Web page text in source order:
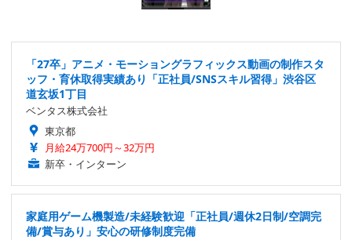
「27卒」アニメ・モーショングラフィックス動画の制作スタ
ッフ・育休取得実績あり「正社員/SNSスキル習得」渋谷区
道玄坂1丁目
ベンタス株式会社
東京都
月給24万700円～32万円
新卒・インターン
家庭用ゲーム機製造/未経験歓迎「正社員/週休2日制/空調完
備/賞与あり」安心の研修制度完備